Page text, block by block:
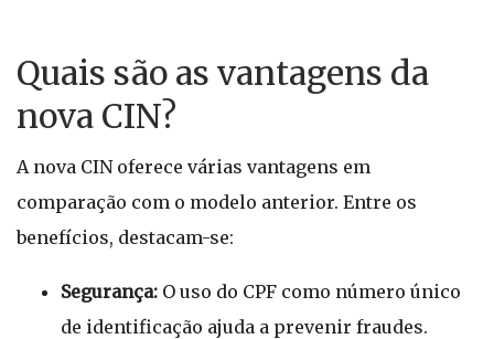
Quais são as vantagens da
nova CIN?
A nova CIN oferece várias vantagens em
comparação com o modelo anterior. Entre os
benefícios, destacam-se:
Segurança: O uso do CPF como número único
de identificação ajuda a prevenir fraudes.